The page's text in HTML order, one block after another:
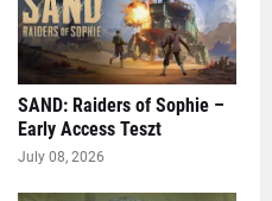
SAND: Raiders of Sophie –
Early Access Teszt
July 08, 2026